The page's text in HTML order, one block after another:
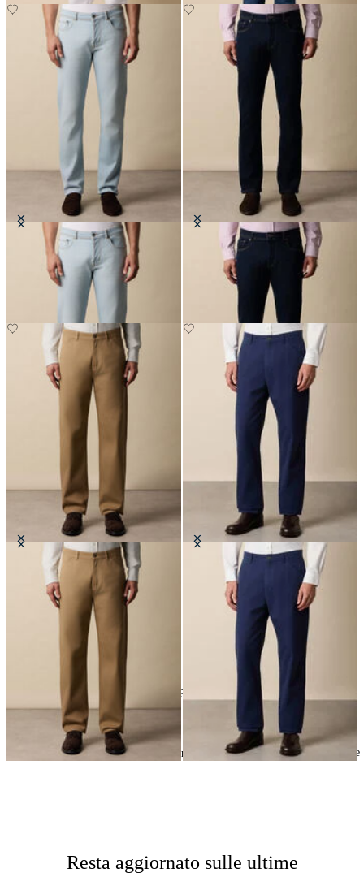
Pantaloni 5-Pocket in Denim
Pantaloni 5-Pocket in Denim
Pantalone 5-Pocket in Gabardine
di Cotone Elasticizzato
Pantalone 5-Pocket in Gabardine
di Cotone Elasticizzato
prodotti
HomeUomo Abbigliamento Pantaloni CasualPantaloni Cinque Tasche
Resta aggiornato sulle ultime